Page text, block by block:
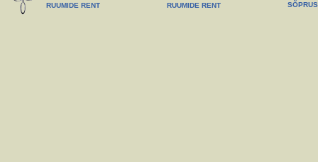
RUUMIDE RENT RUUMIDE RENT